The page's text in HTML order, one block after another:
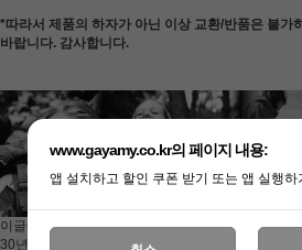
*따라서 제품의 하자가 아닌 이상 교환/반품은 불가
바랍니다. 감사합니다.
이글(Eagle)은 국산 로프의 자존심 유진산업에서 클
30년동안 로프 하나만을 전문적으로 생산해온 유진
www.gayamy.co.kr의 페이지 내용:
앱 설치하고 할인 쿠폰 받기 또는 앱 실행하